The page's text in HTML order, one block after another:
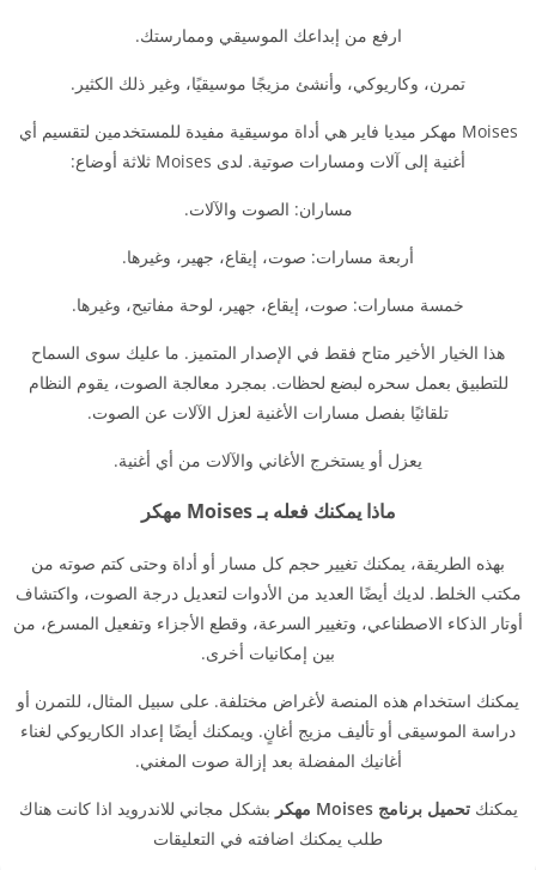
ارفع من إبداعك الموسيقي وممارستك.
تمرن، وكاريوكي، وأنشئ مزيجًا موسيقيًا، وغير ذلك الكثير.
Moises مهكر ميديا فاير هي أداة موسيقية مفيدة للمستخدمين لتقسيم أي
أغنية إلى آلات ومسارات صوتية. لدى Moises ثلاثة أوضاع:
مساران: الصوت والآلات.
أربعة مسارات: صوت، إيقاع، جهير، وغيرها.
خمسة مسارات: صوت، إيقاع، جهير، لوحة مفاتيح، وغيرها.
هذا الخيار الأخير متاح فقط في الإصدار المتميز. ما عليك سوى السماح
للتطبيق بعمل سحره لبضع لحظات. بمجرد معالجة الصوت، يقوم النظام
تلقائيًا بفصل مسارات الأغنية لعزل الآلات عن الصوت.
يعزل أو يستخرج الأغاني والآلات من أي أغنية.
ماذا يمكنك فعله بـ Moises مهكر
بهذه الطريقة، يمكنك تغيير حجم كل مسار أو أداة وحتى كتم صوته من
مكتب الخلط. لديك أيضًا العديد من الأدوات لتعديل درجة الصوت، واكتشاف
أوتار الذكاء الاصطناعي، وتغيير السرعة، وقطع الأجزاء وتفعيل المسرع، من
بين إمكانيات أخرى.
يمكنك استخدام هذه المنصة لأغراض مختلفة. على سبيل المثال، للتمرن أو
دراسة الموسيقى أو تأليف مزيج أغانٍ. ويمكنك أيضًا إعداد الكاريوكي لغناء
أغانيك المفضلة بعد إزالة صوت المغني.
يمكنكتحميل برنامج Moises مهكر
بشكل مجاني للاندرويد اذا كانت هناك
طلب يمكنك اضافته في التعليقات